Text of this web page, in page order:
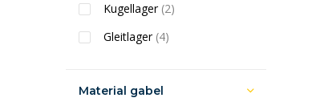
Kugellager (2)
Gleitlager (4)
Material gabel